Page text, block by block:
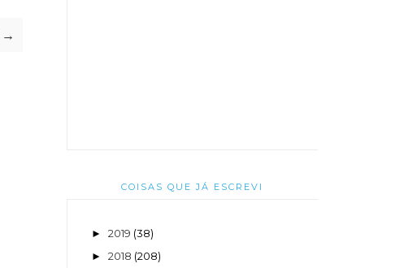
→
COISAS QUE JÁ ESCREVI
► 2019 (38)
► 2018 (208)